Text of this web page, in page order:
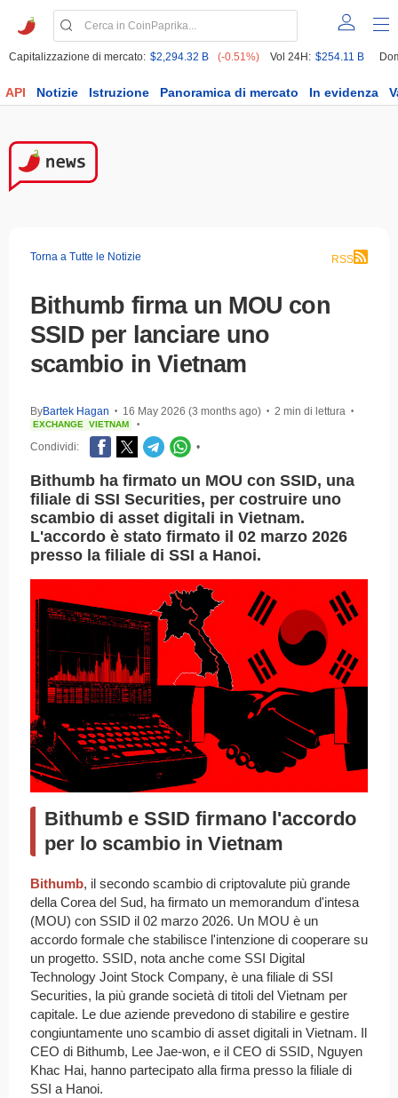
Capitalizzazione di mercato: $2,294.32 B (-0.51%) Vol 24H: $254.11 B
API Notizie Istruzione Panoramica di mercato In evidenza
Torna a Tutte le Notizie RSS
Bithumb firma un MOU con
SSID per lanciare uno
scambio in Vietnam
ByBartek Hagan • 16 May 2026 (3 months ago) • 2 min di lettura •
EXCHANGE VIETNAM •
Condividi: •
Bithumb ha firmato un MOU con SSID, una
filiale di SSI Securities, per costruire uno
scambio di asset digitali in Vietnam.
L'accordo è stato firmato il 02 marzo 2026
presso la filiale di SSI a Hanoi.
Bithumb e SSID firmano l'accordo
per lo scambio in Vietnam
Bithumb, il secondo scambio di criptovalute più grande
della Corea del Sud, ha firmato un memorandum d'intesa
(MOU) con SSID il 02 marzo 2026. Un MOU è un
accordo formale che stabilisce l'intenzione di cooperare su
un progetto. SSID, nota anche come SSI Digital
Technology Joint Stock Company, è una filiale di SSI
Securities, la più grande società di titoli del Vietnam per
capitale. Le due aziende prevedono di stabilire e gestire
congiuntamente uno scambio di asset digitali in Vietnam. Il
CEO di Bithumb, Lee Jae-won, e il CEO di SSID, Nguyen
Khac Hai, hanno partecipato alla firma presso la filiale di
SSI a Hanoi.